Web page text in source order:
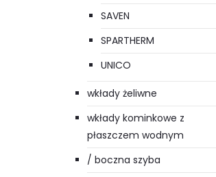
SAVEN
SPARTHERM
UNICO
wkłady żeliwne
wkłady kominkowe z
płaszczem wodnym
/ boczna szyba